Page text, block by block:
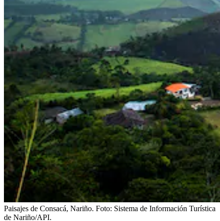
Paisajes de Consacá, Nariño. Foto: Sistema de Información Turística
de Nariño/API.